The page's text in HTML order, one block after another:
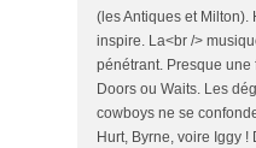
(les Antiques et Milton).
inspire. La<br />
pénétrant. Presque
Doors ou Waits. Les
cowboys ne se
Hurt, Byrne, voire Iggy